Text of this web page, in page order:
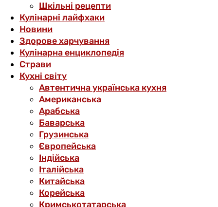
Шкільні рецепти
Кулінарні лайфхаки
Новини
Здорове харчування
Кулінарна енциклопедія
Страви
Кухні світу
Автентична українська кухня
Американська
Арабська
Баварська
Грузинська
Європейська
Індійська
Італійська
Китайська
Корейська
Кримськотатарська